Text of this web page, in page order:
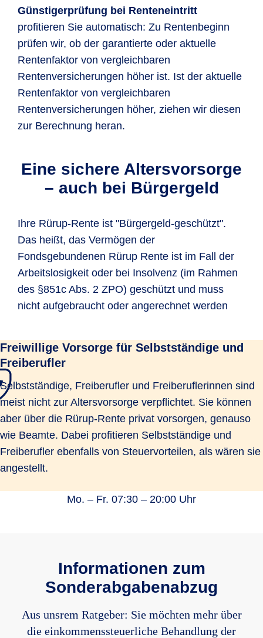
Günstigerprüfung bei Renteneintritt
profitieren Sie automatisch: Zu Rentenbeginn
prüfen wir, ob der garantierte oder aktuelle
Rentenfaktor von vergleichbaren
Rentenversicherungen höher ist. Ist der aktuelle
Rentenfaktor von vergleichbaren
Rentenversicherungen höher, ziehen wir diesen
zur Berechnung heran.
Eine sichere Altersvorsorge
– auch bei Bürgergeld
Ihre Rürup-Rente ist "Bürgergeld-geschützt".
Das heißt, das Vermögen der
Fondsgebundenen Rürup Rente ist im Fall der
Arbeitslosigkeit oder bei Insolvenz (im Rahmen
des §851c Abs. 2 ZPO) geschützt und muss
nicht aufgebraucht oder angerechnet werden
Freiwillige Vorsorge für Selbstständige und
Freiberufler
Selbstständige, Freiberufler und Freiberuflerinnen sind
meist nicht zur Altersvorsorge verpflichtet. Sie können
aber über die Rürup-Rente privat vorsorgen, genauso
wie Beamte. Dabei profitieren Selbstständige und
Freiberufler ebenfalls von Steuervorteilen, als wären sie
angestellt.
Mo. – Fr. 07:30 – 20:00 Uhr
Informationen zum
Sonderabgabenabzug
Aus unsrem Ratgeber: Sie möchten mehr über
die einkommenssteuerliche Behandlung der